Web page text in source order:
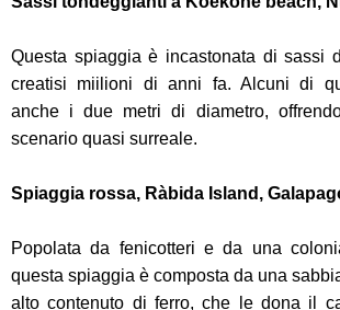
Questa spiaggia è incastonata di sassi
creatisi miilioni di anni fa. Alcuni di
anche i due metri di diametro,
scenario quasi surreale.
Spiaggia rossa, Ràbida Island,
Popolata da fenicotteri e da una
questa spiaggia è composta da una
alto contenuto di ferro, che le dona il